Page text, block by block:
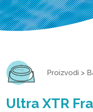
Proizvodi >
Ultra XTR